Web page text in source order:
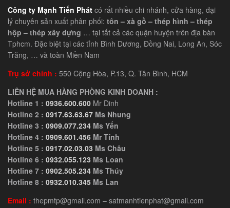
Công ty Mạnh Tiến Phát có rất nhiều chi nhánh, cửa hàng, đại
lý chuyên sản xuất phân phối: tôn – xà gồ – thép hình – thép
hộp – thép xây dựng … tại tất cả các quận huyện trên địa bàn
Tphcm. Đặc biệt tại các tỉnh Bình Dương, Đồng Nai, Long An, Sóc
Trăng, … và toàn Miền Nam
Trụ sở chính : 550 Cộng Hòa, P.13, Q. Tân Bình, HCM
LIÊN HỆ MUA HÀNG PHÒNG KINH DOANH :
Hotline 1 : 0936.600.600 Mr Dinh
Hotline 2 : 0917.63.63.67 Ms Nhung
Hotline 3 : 0909.077.234 Ms Yến
Hotline 4 : 0909.601.456 Mr Tính
Hotline 5 : 0917.02.03.03 Ms Châu
Hotline 6 : 0932.055.123 Ms Loan
Hotline 7 : 0902.505.234 Ms Thúy
Hotline 8 : 0932.010.345 Ms Lan
Email : thepmtp@gmail.com – satmanhtienphat@gmail.com